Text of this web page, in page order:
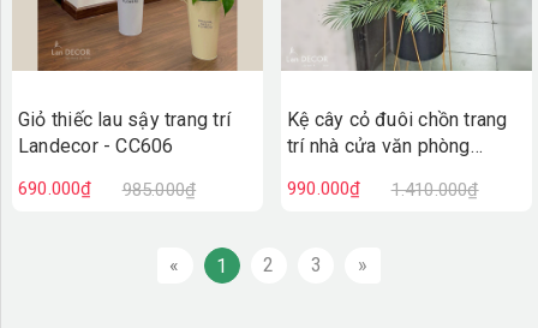
Giỏ thiếc lau sậy trang trí
Landecor - CC606
690.000₫ 985.000₫
Kệ cây cỏ đuôi chồn trang
trí nhà cửa văn phòng
CC599
990.000₫ 1.410.000₫
« 1 2 3 »